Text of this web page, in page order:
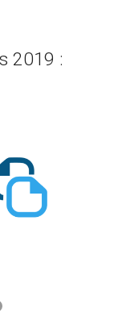
2019 :